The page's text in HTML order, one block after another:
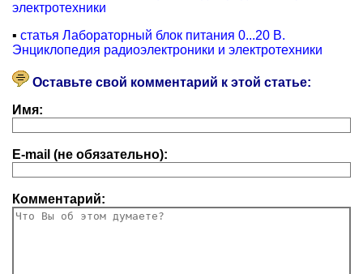
электротехники
▪ статья Лабораторный блок питания 0...20 В.
Энциклопедия радиоэлектроники и электротехники
Оставьте свой комментарий к этой статье:
Имя:
E-mail (не обязательно):
Комментарий: